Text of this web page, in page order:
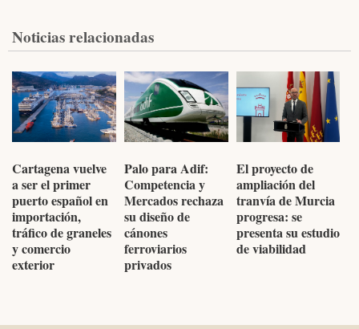
Noticias relacionadas
Cartagena vuelve
a ser el primer
puerto español en
importación,
tráfico de graneles
y comercio
exterior
Palo para Adif:
Competencia y
Mercados rechaza
su diseño de
cánones
ferroviarios
privados
El proyecto de
ampliación del
tranvía de Murcia
progresa: se
presenta su estudio
de viabilidad